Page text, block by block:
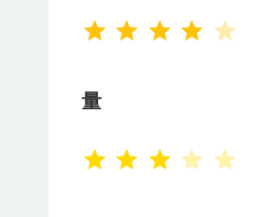
⭐⭐⭐⭐
量
⭐⭐⭐